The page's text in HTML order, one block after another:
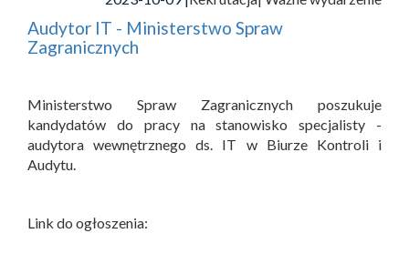
Audytor IT - Ministerstwo Spraw
Zagranicznych
Ministerstwo Spraw Zagranicznych poszukuje
kandydatów do pracy na stanowisko specjalisty -
audytora wewnętrznego ds. IT w Biurze Kontroli i
Audytu.
Link do ogłoszenia: